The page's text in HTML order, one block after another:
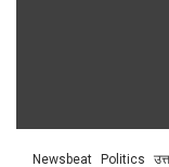
Newsbeat Politics